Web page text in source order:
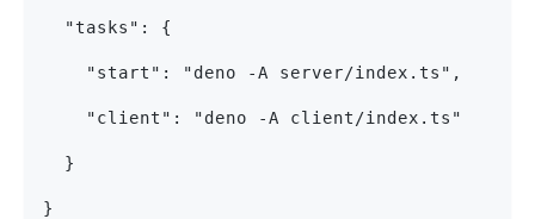
  "tasks": {
    "start": "deno -A server/index.ts",
    "client": "deno -A client/index.ts"
  }
}